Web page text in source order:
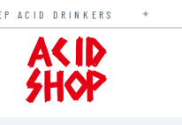
DRINKERS
Przejdź
treści